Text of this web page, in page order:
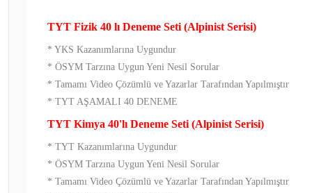
TYT Fizik 40 lı Deneme Seti (Alpinist Serisi)
* YKS Kazanımlarına Uygundur
* ÖSYM Tarzına Uygun Yeni Nesil Sorular
* Tamamı Video Çözümlü ve Yazarlar Tarafından Yapılmıştır
* TYT AŞAMALI 40 DENEME
TYT Kimya 40'lı Deneme Seti (Alpinist Serisi)
* TYT Kazanımlarına Uygundur
* ÖSYM Tarzına Uygun Yeni Nesil Sorular
* Tamamı Video Çözümlü ve Yazarlar Tarafından Yapılmıştır